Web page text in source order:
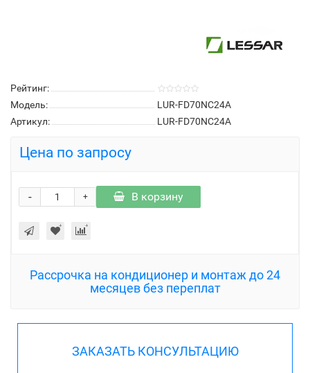
Рейтинг:
Модель:
LUR-FD70NC24A
Артикул:
LUR-FD70NC24A
Цена по запросу
+
- В корзину
Рассрочка на кондиционер и монтаж до 24
месяцев без переплат
ЗАКАЗАТЬ КОНСУЛЬТАЦИЮ